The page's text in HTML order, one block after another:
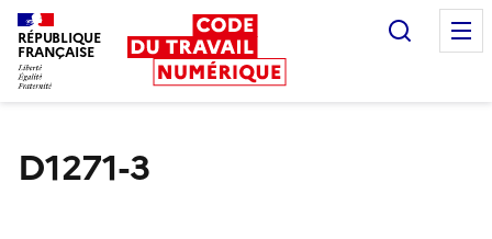
RÉPUBLIQUE
FRANÇAISE
D1271-3